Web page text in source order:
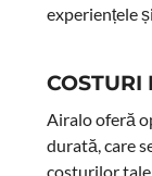
experiențele
COSTURI
Airalo oferă
durată, care
costurilor